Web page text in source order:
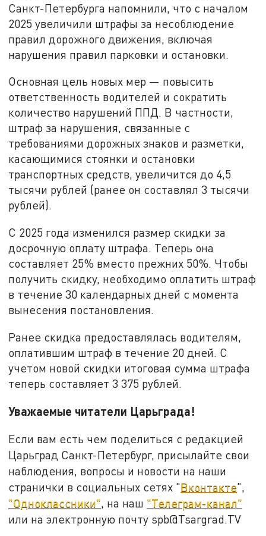
Санкт-Петербурга напомнили, что с началом
2025 увеличили штрафы за несоблюдение
правил дорожного движения, включая
нарушения правил парковки и остановки.
Основная цель новых мер — повысить
ответственность водителей и сократить
количество нарушений ППД. В частности,
штраф за нарушения, связанные с
требованиями дорожных знаков и разметки,
касающимися стоянки и остановки
транспортных средств, увеличится до 4,5
тысячи рублей (ранее он составлял 3 тысячи
рублей).
С 2025 года изменился размер скидки за
досрочную оплату штрафа. Теперь она
составляет 25% вместо прежних 50%. Чтобы
получить скидку, необходимо оплатить штраф
в течение 30 календарных дней с момента
вынесения постановления.
Ранее скидка предоставлялась водителям,
оплатившим штраф в течение 20 дней. С
учетом новой скидки итоговая сумма штрафа
теперь составляет 3 375 рублей.
Уважаемые читатели Царьграда!
Если вам есть чем поделиться с редакцией
Царьград Санкт-Петербург, присылайте свои
наблюдения, вопросы и новости на наши
странички в социальных сетях "Вконтакте",
"Одноклассники", на наш "Телеграм-канал"
или на электронную почту spb@Tsargrad.TV